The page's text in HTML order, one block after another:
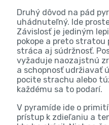
Druhý dôvod na pád
uhádnuteľný. Ide
Závislosť je jediným
pokope a preto
stráca aj súdržnosť.
vyžaduje naozajstnú
a schopnosť udržiavať
pocite strachu alebo
každému sa to podarí.
V pyramíde ide o
prístup k zdieľaniu a